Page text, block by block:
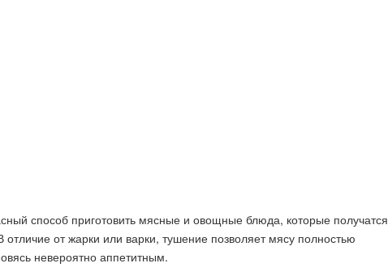
способ приготовить мясные и овощные блюда, которые получатся
от жарки или варки, тушение позволяет мясу полностью
невероятно аппетитным.